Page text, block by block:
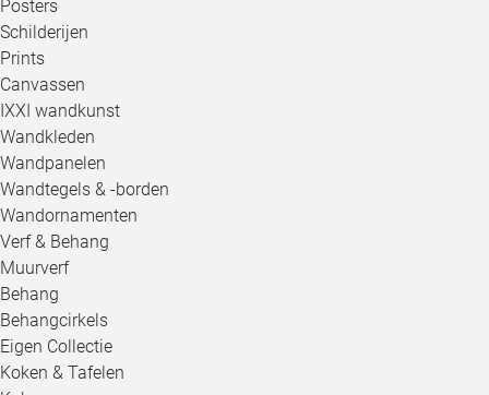
Posters
Schilderijen
Prints
Canvassen
IXXI wandkunst
Wandkleden
Wandpanelen
Wandtegels & -borden
Wandornamenten
Verf & Behang
Muurverf
Behang
Behangcirkels
Eigen Collectie
Koken & Tafelen